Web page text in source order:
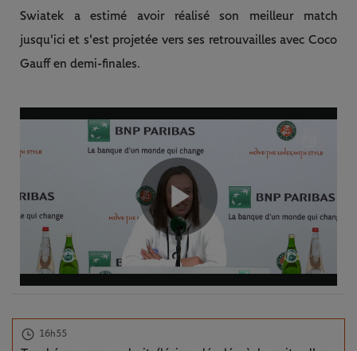
Swiatek a estimé avoir réalisé son meilleur match
jusqu'ici et s'est projetée vers ses retrouvailles avec Coco
Gauff en demi-finales.
Play
Video
16h55